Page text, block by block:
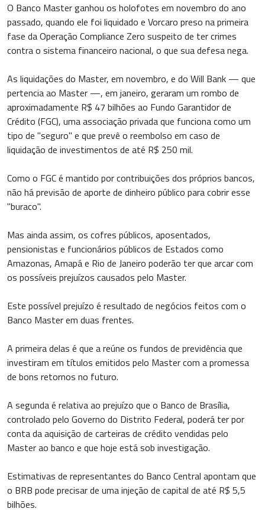
O Banco Master ganhou os holofotes em novembro do ano
passado, quando ele foi liquidado e Vorcaro preso na primeira
fase da Operação Compliance Zero suspeito de ter crimes
contra o sistema financeiro nacional, o que sua defesa nega.
As liquidações do Master, em novembro, e do Will Bank — que
pertencia ao Master —, em janeiro, geraram um rombo de
aproximadamente R$ 47 bilhões ao Fundo Garantidor de
Crédito (FGC), uma associação privada que funciona como um
tipo de "seguro" e que prevê o reembolso em caso de
liquidação de investimentos de até R$ 250 mil.
Como o FGC é mantido por contribuições dos próprios bancos,
não há previsão de aporte de dinheiro público para cobrir esse
"buraco".
Mas ainda assim, os cofres públicos, aposentados,
pensionistas e funcionários públicos de Estados como
Amazonas, Amapá e Rio de Janeiro poderão ter que arcar com
os possíveis prejuízos causados pelo Master.
Este possível prejuízo é resultado de negócios feitos com o
Banco Master em duas frentes.
A primeira delas é que a reúne os fundos de previdência que
investiram em títulos emitidos pelo Master com a promessa
de bons retornos no futuro.
A segunda é relativa ao prejuízo que o Banco de Brasília,
controlado pelo Governo do Distrito Federal, poderá ter por
conta da aquisição de carteiras de crédito vendidas pelo
Master ao banco e que hoje está sob investigação.
Estimativas de representantes do Banco Central apontam que
o BRB pode precisar de uma injeção de capital de até R$ 5,5
bilhões.